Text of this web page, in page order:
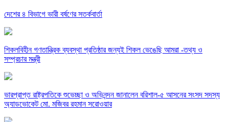
দেশের ৪ বিভাগে ভারী বর্ষণের সতর্কবার্তা
শিকলবিহীন গণতান্ত্রিক ব্যবস্থা প্রতিষ্ঠার জন্যই শিকল ভেঙেছি আমরা -তথ্য ও
সম্প্রচার মন্ত্রী
ভারপ্রাপ্ত রাষ্ট্রপতিকে শুভেচ্ছা ও অভিনন্দন জানালেন বরিশাল-৫ আসনের সংসদ সদস্য
অ্যাডভোকেট মো. মজিবর রহমান সরোওয়ার